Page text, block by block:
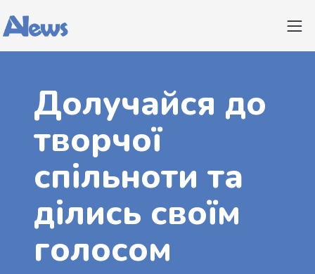
Долучайся до
творчої
спільноти та
ділись своїм
голосом